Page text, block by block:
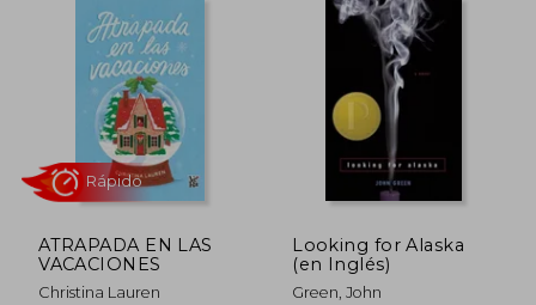
Rápido Rápido
ATRAPADA EN LAS
VACACIONES
Christina Lauren
Looking for Alaska
(en Inglés)
Green, John